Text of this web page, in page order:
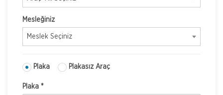
Mesleğiniz
Meslek Seçiniz
Plaka Plakasız Araç
Plaka *